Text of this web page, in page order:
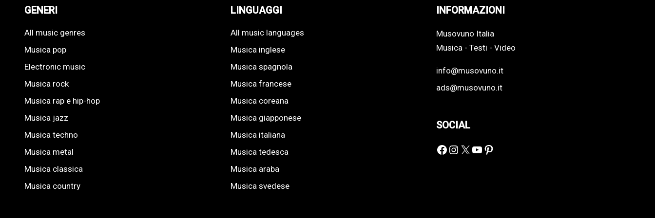
GENERI
All music genres
Musica pop
Electronic music
Musica rock
Musica rap e hip-hop
Musica jazz
Musica techno
Musica metal
Musica classica
Musica country
LINGUAGGI
All music languages
Musica inglese
Musica spagnola
Musica francese
Musica coreana
Musica giapponese
Musica italiana
Musica tedesca
Musica araba
Musica svedese
INFORMAZIONI
Musovuno Italia
Musica - Testi - Video
info@musovuno.it
ads@musovuno.it
SOCIAL
Facebook
Instagram
X YouTube
Pinterest